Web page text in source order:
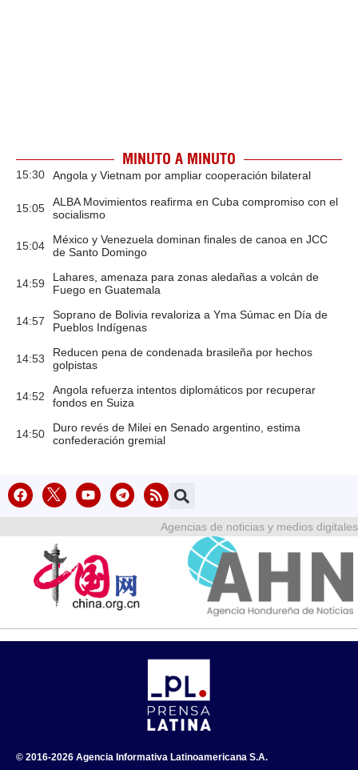
MINUTO A MINUTO
15:30 Angola y Vietnam por ampliar cooperación bilateral
15:05
ALBA Movimientos reafirma en Cuba compromiso con el
socialismo
15:04
México y Venezuela dominan finales de canoa en JCC
de Santo Domingo
14:59
Lahares, amenaza para zonas aledañas a volcán de
Fuego en Guatemala
14:57
Soprano de Bolivia revaloriza a Yma Súmac en Día de
Pueblos Indígenas
14:53
Reducen pena de condenada brasileña por hechos
golpistas
14:52
Angola refuerza intentos diplomáticos por recuperar
fondos en Suiza
14:50
Duro revés de Milei en Senado argentino, estima
confederación gremial
Agencias de noticias y medios digitales
© 2016-2026 Agencia Informativa Latinoamericana S.A.